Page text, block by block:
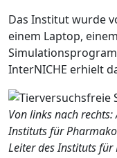
Das Institut wurde
einem Laptop,
InterNICHE erhielt
Von links nach
Instituts für
Leiter des Instituts